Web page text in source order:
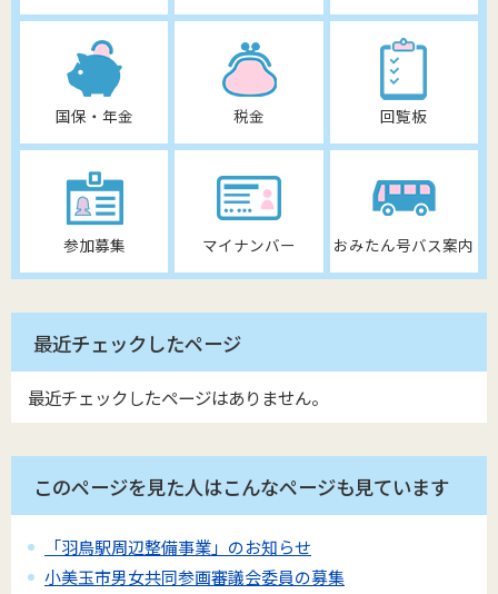
国保・年金 税金 回覧板
参加募集 マイナンバー おみたん号バス案内
最近チェックしたページ
最近チェックしたページはありません。
このページを見た人はこんなページも見ています
「羽鳥駅周辺整備事業」のお知らせ
小美玉市男女共同参画審議会委員の募集